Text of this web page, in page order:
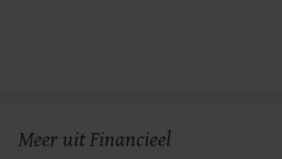
Meer uit Financieel